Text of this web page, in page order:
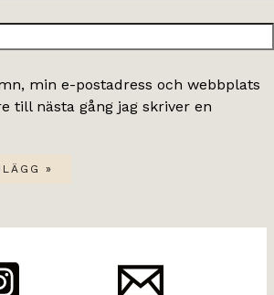
min e-postadress och webbplats
till nästa gång jag skriver en